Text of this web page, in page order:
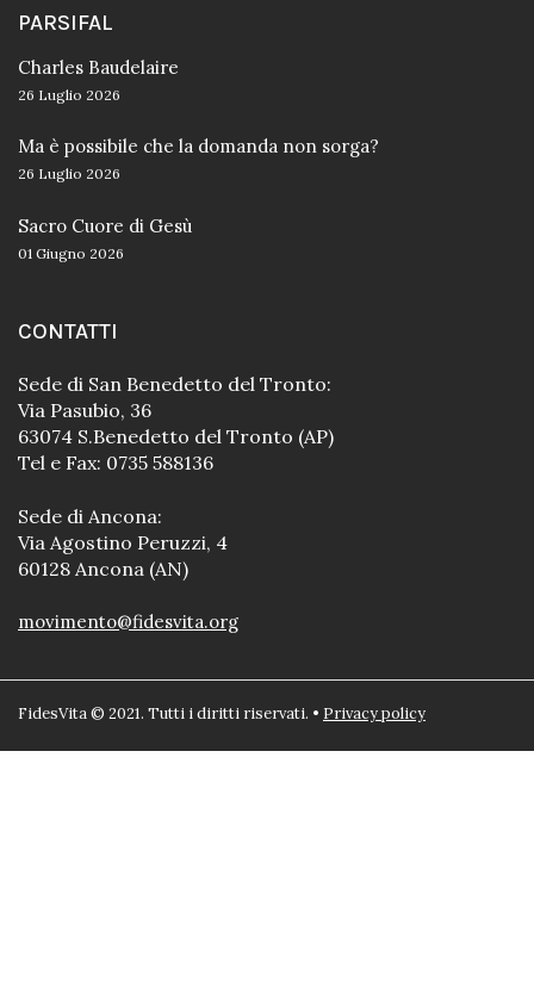
PARSIFAL
Charles Baudelaire
26 Luglio 2026
Ma è possibile che la domanda non sorga?
26 Luglio 2026
Sacro Cuore di Gesù
01 Giugno 2026
CONTATTI
Sede di San Benedetto del Tronto:
Via Pasubio, 36
63074 S.Benedetto del Tronto (AP)
Tel e Fax: 0735 588136
Sede di Ancona:
Via Agostino Peruzzi, 4
60128 Ancona (AN)
movimento@fidesvita.org
FidesVita © 2021. Tutti i diritti riservati. • Privacy policy